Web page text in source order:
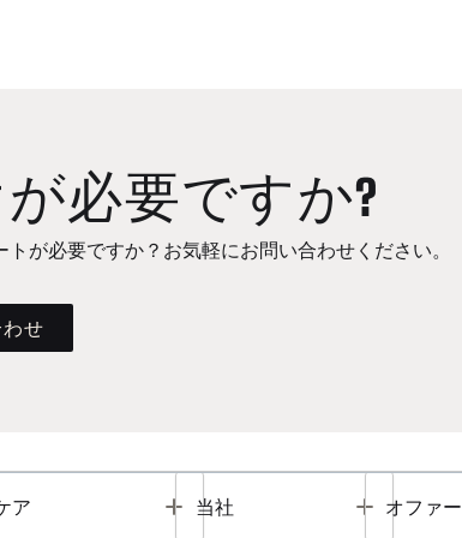
必要ですか?
トが必要ですか？お気軽にお問い合わせください。
せ
ア Toggle
当社 Toggle
オファー